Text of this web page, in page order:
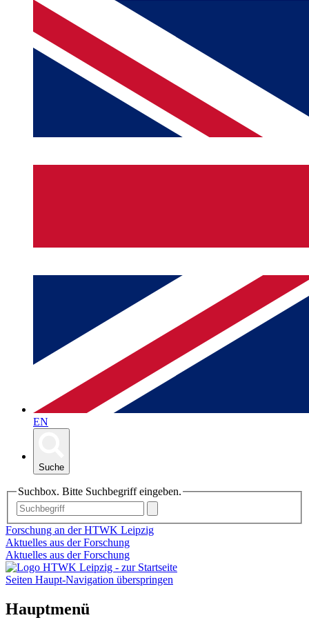
EN
Suche
Suchbox. Bitte Suchbegriff eingeben.
Forschung an der HTWK Leipzig
Aktuelles aus der Forschung
Aktuelles aus der Forschung
Seiten Haupt-Navigation überspringen
Hauptmenü